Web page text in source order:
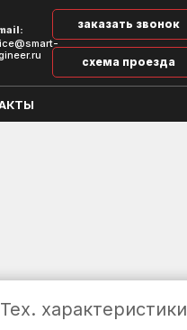
заказать звонок
схема проезда
Тех. характеристики